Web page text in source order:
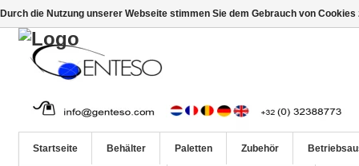
Startseite Behälter Paletten Zubehör
Durch die Nutzung unserer Webseite stimmen Sie dem Gebrauch von